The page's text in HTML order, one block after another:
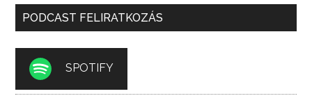
PODCAST FELIRATKOZÁS
SPOTIFY